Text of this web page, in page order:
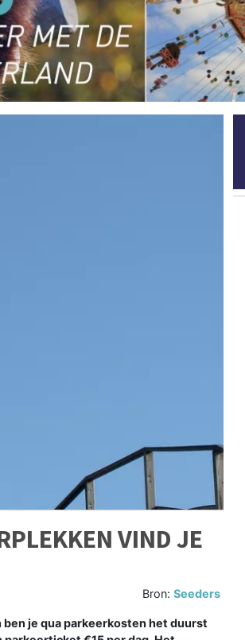
VIND JE
Bron:Seeders
ben je qua parkeerkosten het duurst